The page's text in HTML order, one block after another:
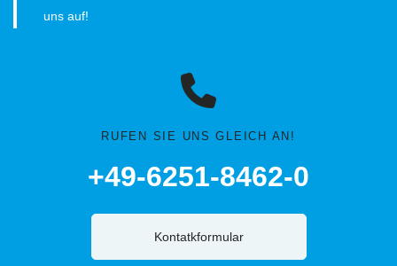
uns auf!
RUFEN SIE UNS GLEICH AN!
+49-6251-8462-0
Kontatkformular